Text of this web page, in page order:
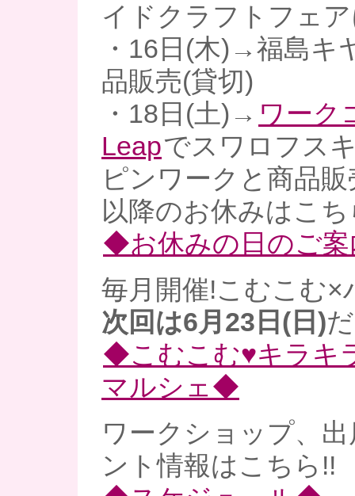
イドクラフトフェ
・16日(木)→福島キ
品販売(貸切)
・18日(土)→ ワーク
Leapでスワロフス
ピンワークと商品販
以降のお休みはこち
◆お休みの日のご
毎月開催!こむこむ×
次回は6月23日(日)
◆こむこむ♥キラキ
マルシェ◆
ワークショップ、
ント情報はこちら!!